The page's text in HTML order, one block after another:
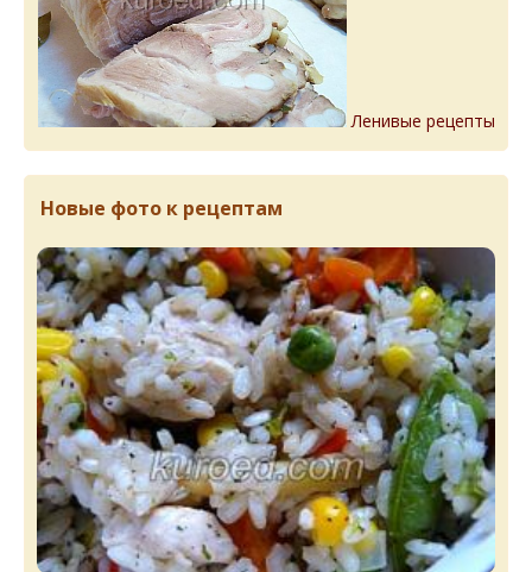
Ленивые рецепты
Новые фото к рецептам